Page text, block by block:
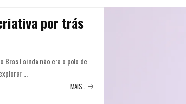
por trás
Brasil ainda não era o polo de
...
MAIS..